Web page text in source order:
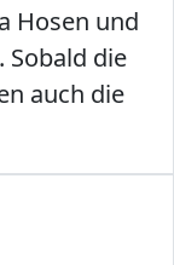
Hosen und
Sobald die
auch die